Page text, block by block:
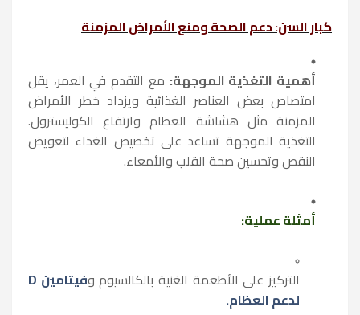
كبار السن: دعم الصحة ومنع الأمراض المزمنة
أهمية التغذية الموجهة: مع التقدم في العمر، يقل
امتصاص بعض العناصر الغذائية ويزداد خطر الأمراض
المزمنة مثل هشاشة العظام وارتفاع الكوليسترول.
التغذية الموجهة تساعد على تخصيص الغذاء لتعويض
النقص وتحسين صحة القلب والأمعاء.
أمثلة عملية:
التركيز على الأطعمة الغنية بالكالسيوم و
فيتامين D
لدعم العظام.